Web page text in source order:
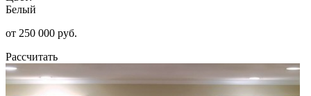
Белый
от 250 000 руб.
Рассчитать